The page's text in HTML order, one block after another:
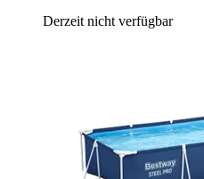
Derzeit nicht verfügbar